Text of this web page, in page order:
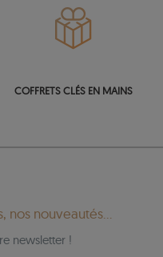
COFFRETS CLÉS EN MAINS
nouveautés...
newsletter !